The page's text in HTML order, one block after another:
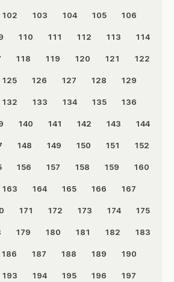
102 103 104 105 106
110 111 112 113 114
118 119 120 121 122
125 126 127 128 129
132 133 134 135 136
140 141 142 143 144
148 149 150 151 152
156 157 158 159 160
163 164 165 166 167
171 172 173 174 175
179 180 181 182 183
186 187 188 189 190
193 194 195 196 197